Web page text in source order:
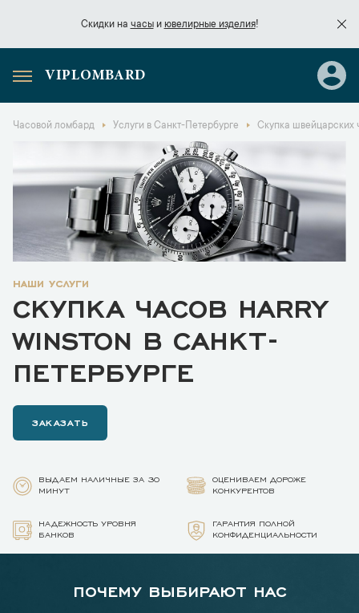
Скидки на часыи ювелирные изделия!
Скидки начасы
VIPLOMBARD
Часовой ломбард Услуги в Санкт-Петербурге Скупка швейцарских
наши услуги
СКУПКА ЧАСОВ HARRY
WINSTON В САНКТ-
ПЕТЕРБУРГЕ
ЗАКАЗАТЬ
ВЫДАЕМ НАЛИЧНЫЕ ЗА 30
МИНУТ
ОЦЕНИВАЕМ ДОРОЖЕ
КОНКУРЕНТОВ
НАДЕЖНОСТЬ УРОВНЯ
БАНКОВ
ГАРАНТИЯ ПОЛНОЙ
КОНФИДЕНЦИАЛЬНОСТИ
ПОЧЕМУ ВЫБИРАЮТ НАС